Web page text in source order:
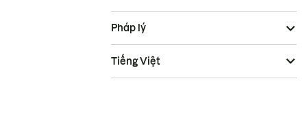
Pháp lý
Tiếng Việt